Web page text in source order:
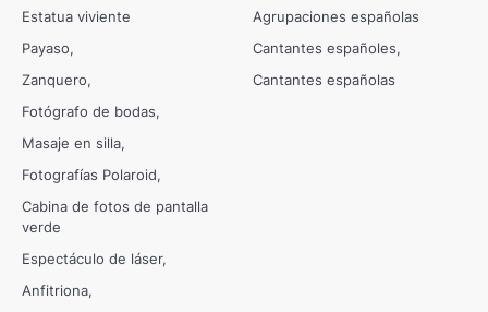
Estatua viviente
Payaso
Zanquero
Fotógrafo de bodas
Masaje en silla
Fotografías Polaroid
Cabina de fotos de pantalla
verde
Espectáculo de láser
Anfitriona
Agrupaciones españolas
Cantantes españoles
Cantantes españolas